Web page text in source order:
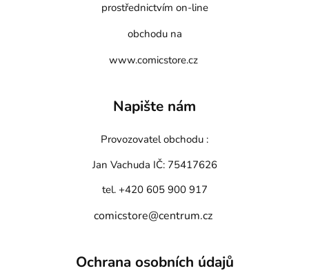
prostřednictvím on-line
obchodu na
www.comicstore.cz
Napište nám
Provozovatel obchodu :
Jan Vachuda IČ: 75417626
tel. +420 605 900 917
comicstore@centrum.cz
Ochrana osobních údajů